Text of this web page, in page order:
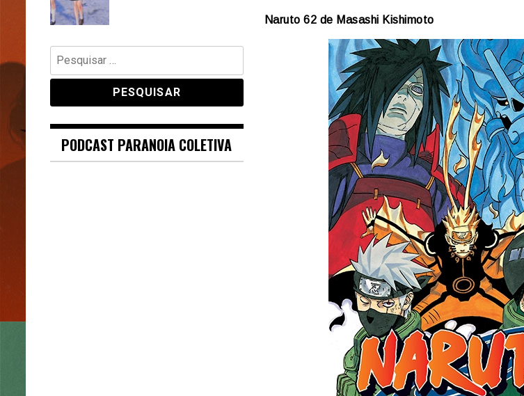
Naruto 62 de Masashi Kishimoto
Pesquisar
por:
PODCAST PARANOIA COLETIVA